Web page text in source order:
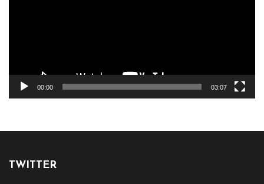
00:00 03:07
TWITTER